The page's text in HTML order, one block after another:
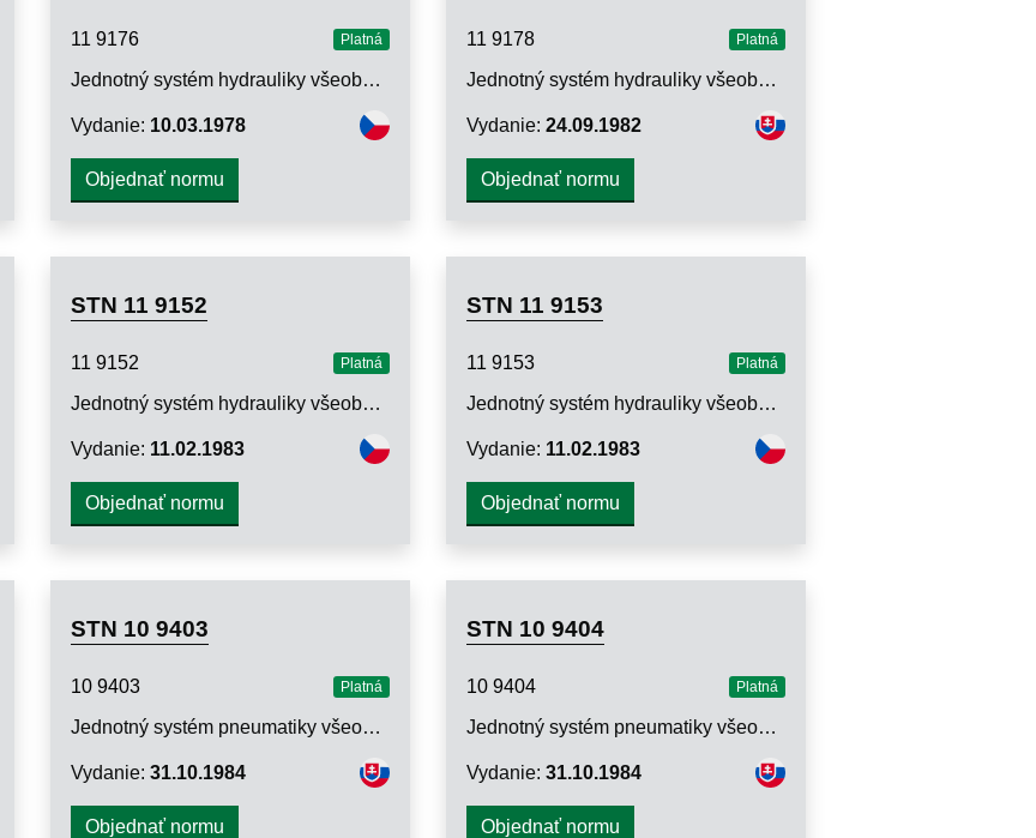
11 9176 Platná
Jednotný systém hydrauliky všeobecného strojárstva. Ventily na regulovanie prietoku pre p|idx(n)| 16 a 32 MPa. Typorozmerové rady
Vydanie: 10.03.1978
Objednať normu
11 9178 Platná
Jednotný systém hydrauliky všeobecného strojárstva. Jednosmerné ventily a hydraulické zámky. Technické požiadavky
Vydanie: 24.09.1982
Objednať normu
STN 11 9152
11 9152 Platná
Jednotný systém hydrauliky všeobecného strojárstva. Hydrostatické ventily na regulovanie tlaku. Technické požiadavky
Vydanie: 11.02.1983
Objednať normu
STN 11 9153
11 9153 Platná
Jednotný systém hydrauliky všeobecného strojárstva. Hydrostatické ventily na regulovanie tlaku. Metódy skúšania
Vydanie: 11.02.1983
Objednať normu
STN 10 9403
10 9403 Platná
Jednotný systém pneumatiky všeobecného strojárstva. Jednosmerné ventily. Metódy skúšok
Vydanie: 31.10.1984
Objednať normu
STN 10 9404
10 9404 Platná
Jednotný systém pneumatiky všeobecného strojárstva. Škrtiace ventily a škrtiace ventily s jednosmerným ventilom. Technické požiadavky
Vydanie: 31.10.1984
Objednať normu